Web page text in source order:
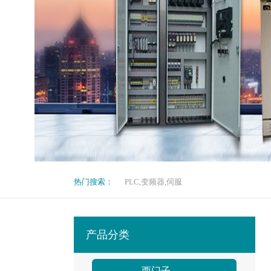
热门搜索： PLC,变频器,伺服
产品分类